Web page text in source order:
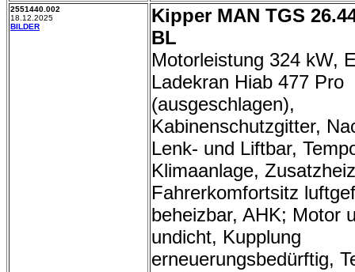
2551440.002
18.12.2025
BILDER
Kipper MAN TGS
BL
Motorleistung 324 kW,
Ladekran Hiab 477 Pro
(ausgeschlagen),
Kabinenschutzgitter,
Lenk- und Liftbar,
Klimaanlage,
Fahrerkomfortsitz
beheizbar, AHK; Motor
undicht, Kupplung
erneuerungsbedürftig,